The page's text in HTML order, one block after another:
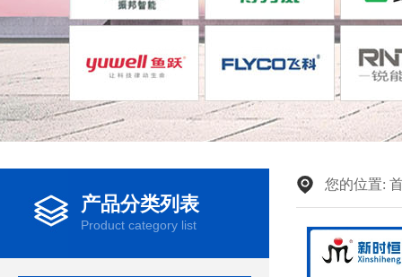
产品分类列表
Product category list
您的位置: